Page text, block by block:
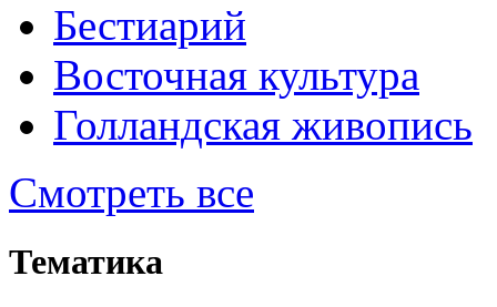
Бестиарий
Восточная культура
Голландская живопись
Смотреть все
Тематика